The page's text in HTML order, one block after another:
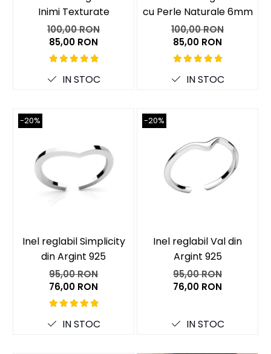
Inimi Texturate
100,00 RON
85,00 RON
IN STOC
cu Perle Naturale 6mm
100,00 RON
85,00 RON
IN STOC
-20%
Inel reglabil Simplicity
din Argint 925
95,00 RON
76,00 RON
IN STOC
-20%
Inel reglabil Val din
Argint 925
95,00 RON
76,00 RON
IN STOC